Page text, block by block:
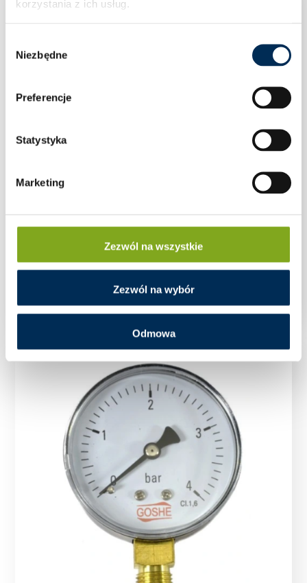
korzystania z ich usług.
zgody
Niezbędne
Preferencje
Statystyka
Marketing
Zezwól na wszystkie
Zezwól na wybór
Odmowa